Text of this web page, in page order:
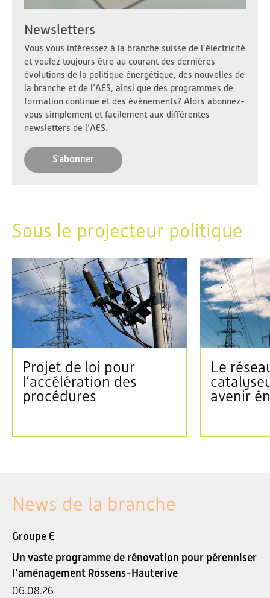
Newsletters
Vous vous intéressez à la branche suisse de l’électricité
et voulez toujours être au courant des dernières
évolutions de la politique énergétique, des nouvelles de
la branche et de l’AES, ainsi que des programmes de
formation continue et des événements? Alors abonnez-
vous simplement et facilement aux différentes
newsletters de l’AES.
S'abonner
Sous le projecteur politique
Projet de loi pour
l’accélération des
procédures
Le
avenir
News de la branche
Groupe E
Un vaste programme de rénovation pour pérenniser
l’aménagement Rossens-Hauterive
06.08.26